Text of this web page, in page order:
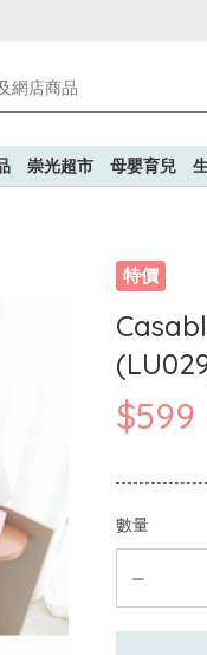
崇光超市 母嬰育兒
特價
$599
數量